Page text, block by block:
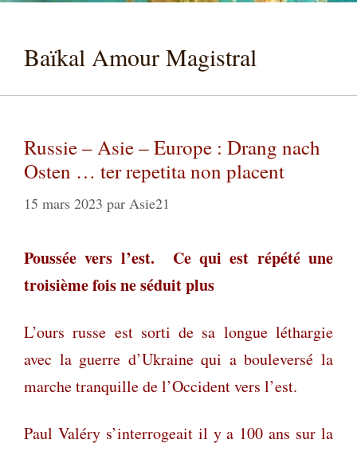
Baïkal Amour Magistral
Russie – Asie – Europe : Drang nach
Osten … ter repetita non placent
15 mars 2023 par Asie21
Poussée vers l’est.
Ce qui est répété une
troisième fois ne séduit plus
L’ours russe est sorti de sa longue léthargie
avec la guerre d’Ukraine qui a bouleversé la
marche tranquille de l’Occident vers l’est.
Paul Valéry s’interrogeait il y a 100 ans sur la